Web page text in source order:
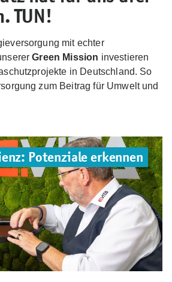
TUN!
mit echter
Green Mission investieren
in Deutschland. So
zum Beitrag für Umwelt und
Potenziale erkennen